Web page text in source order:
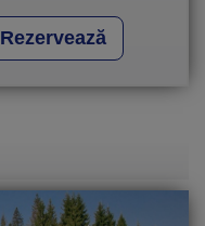
Rezervează